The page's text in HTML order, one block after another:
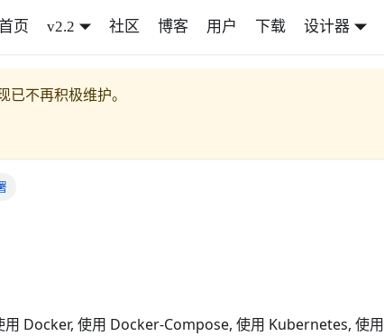
首页 v2.2 社区 博客 用户 下载 设计器
已不再积极维护。
Docker, 使用 Docker-Compose, 使用 Kubernetes, 使用